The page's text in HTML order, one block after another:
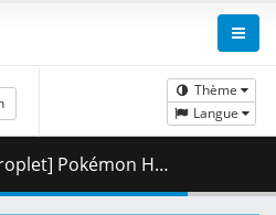
Thème
Langue
v2 [E6E2425E].mkv.001 ( 287.08 MB )